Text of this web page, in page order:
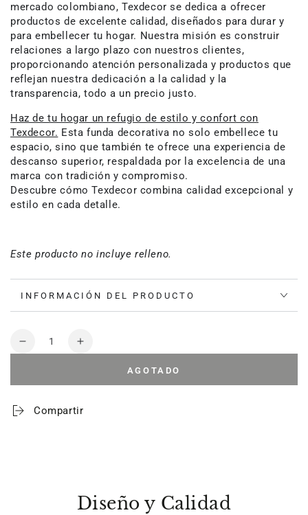
mercado colombiano, Texdecor se dedica a ofrecer
productos de excelente calidad, diseñados para durar y
para embellecer tu hogar. Nuestra misión es construir
relaciones a largo plazo con nuestros clientes,
proporcionando atención personalizada y productos que
reflejan nuestra dedicación a la calidad y la
transparencia, todo a un precio justo.
Haz de tu hogar un refugio de estilo y confort con
Texdecor. Esta funda decorativa no solo embellece tu
espacio, sino que también te ofrece una experiencia de
descanso superior, respaldada por la excelencia de una
marca con tradición y compromiso.
Descubre cómo Texdecor combina calidad excepcional y
estilo en cada detalle.
Este producto no incluye relleno.
INFORMACIÓN DEL PRODUCTO
Cantidad
Reducir
para
Aumentar
AGOTADO
Compartir
Diseño y Calidad